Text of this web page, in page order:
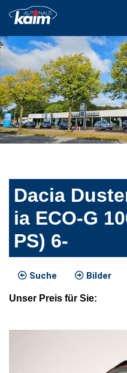
Dacia
ia ECO-G
PS) 6-
Suche Bilder
Unser Preis für Sie: